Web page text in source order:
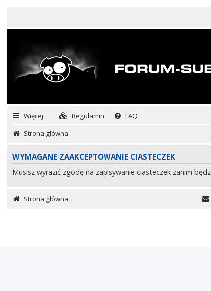
Więcej… Regulamin FAQ
Strona główna
WYMAGANE ZAAKCEPTOWANIE CIASTECZEK
Musisz wyrazić zgodę na zapisywanie ciasteczek zanim
Strona główna